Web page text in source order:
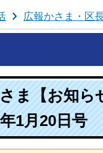
広報かさま・区
ま【お知
1月20日号